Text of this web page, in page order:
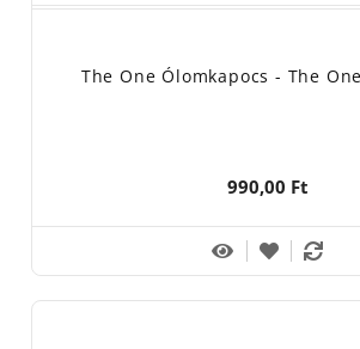
The One Ólomkapocs - The
990,00 Ft